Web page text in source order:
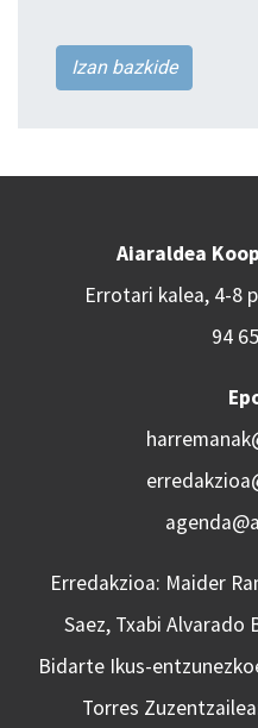
Izan bazkide
Aiaraldea
Errotari kalea, 4-8
94
Erredakzioa: Maider
Saez, Txabi Alvarado
Bidarte Ikus-
Torres